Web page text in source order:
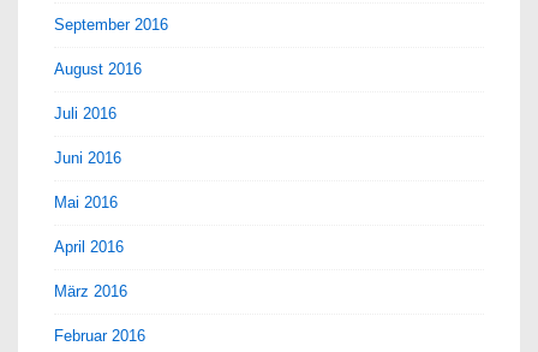
September 2016
August 2016
Juli 2016
Juni 2016
Mai 2016
April 2016
März 2016
Februar 2016